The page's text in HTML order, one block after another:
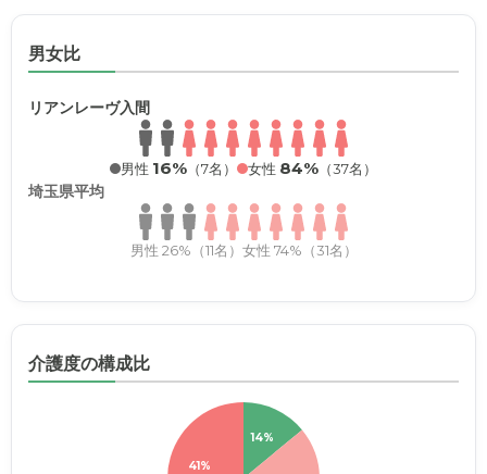
男女比
リアンレーヴ入間
男性 16% （7名） 女性 84% （37名）
埼玉県平均
男性 26%（11名） 女性 74%（31名）
介護度の構成比
14%
41%